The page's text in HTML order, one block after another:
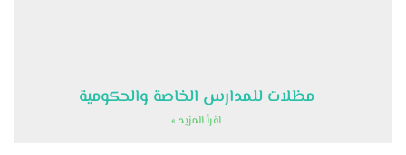
مظلات للمدارس الخاصة والحكومية
اقرأ المزيد »